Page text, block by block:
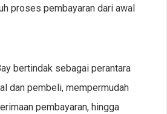
proses pembayaran dari awal
bertindak sebagai perantara
dan pembeli, mempermudah
pembayaran, hingga